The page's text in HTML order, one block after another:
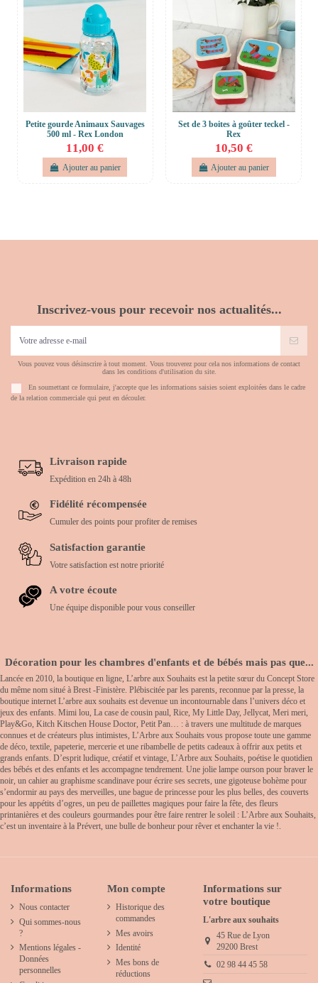
Petite gourde Animaux Sauvages
500 ml - Rex London
11,00 €
Ajouter au panier
Set de 3 boites à goûter teckel -
Rex
10,50 €
Ajouter au panier
Inscrivez-vous pour recevoir nos actualités...
Vous pouvez vous désinscrire à tout moment. Vous trouverez pour cela nos informations de contact
dans les conditions d'utilisation du site.
En soumettant ce formulaire, j'accepte que les informations saisies soient exploitées dans le cadre
de la relation commerciale qui peut en découler.
Livraison rapide
Expédition en 24h à 48h
Fidélité récompensée
Cumuler des points pour profiter de remises
Satisfaction garantie
Votre satisfaction est notre priorité
A votre écoute
Une équipe disponible pour vous conseiller
Décoration pour les chambres d'enfants et de bébés mais pas que...
Lancée en 2010, la boutique en ligne, L’arbre aux Souhaits est la petite sœur du Concept Store
du même nom situé à Brest -Finistère. Plébiscitée par les parents, reconnue par la presse, la
boutique internet L’arbre aux souhaits est devenue un incontournable dans l’univers déco et
jeux des enfants. Mimi lou, La case de cousin paul, Rice, My Little Day, Jellycat, Meri meri,
Play&Go, Kitch Kitschen House Doctor, Petit Pan… : à travers une multitude de marques
connues et de créateurs plus intimistes, L’Arbre aux Souhaits vous propose toute une gamme
de déco, textile, papeterie, mercerie et une ribambelle de petits cadeaux à offrir aux petits et
grands enfants. D’esprit ludique, créatif et vintage, L’Arbre aux Souhaits, poétise le quotidien
des bébés et des enfants et les accompagne tendrement. Une jolie lampe ourson pour braver le
noir, un cahier au graphisme scandinave pour écrire ses secrets, une gigoteuse bohème pour
s’endormir au pays des merveilles, une bague de princesse pour les plus belles, des couverts
pour les appétits d’ogres, un peu de paillettes magiques pour faire la fête, des fleurs
printanières et des couleurs gourmandes pour être faire rentrer le soleil : L’Arbre aux Souhaits,
c’est un inventaire à la Prévert, une bulle de bonheur pour rêver et enchanter la vie !.
Informations
Nous contacter
Qui sommes-nous
?
Mentions légales -
Données
personnelles
Mon compte
Historique des
commandes
Mes avoirs
Identité
Mes bons de
réductions
Informations sur
votre boutique
L'arbre aux souhaits
45 Rue de Lyon
29200 Brest
02 98 44 45 58